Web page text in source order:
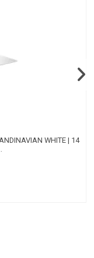
WHITE | 14